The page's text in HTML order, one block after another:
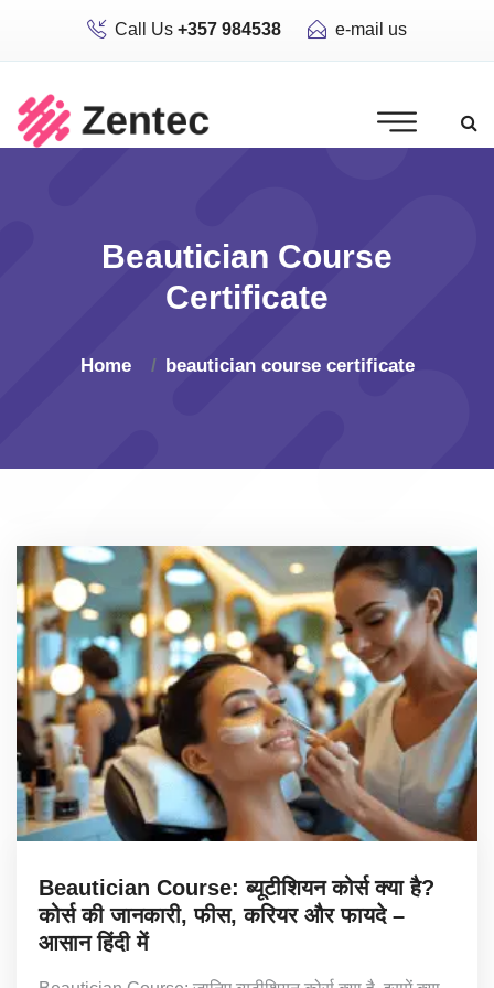
Call Us +357 984538 e-mail us
Beautician Course
Certificate
Home beautician course certificate
Beautician Course: ब्यूटीशियन कोर्स क्या है?
कोर्स की जानकारी, फीस, करियर और फायदे –
आसान हिंदी में